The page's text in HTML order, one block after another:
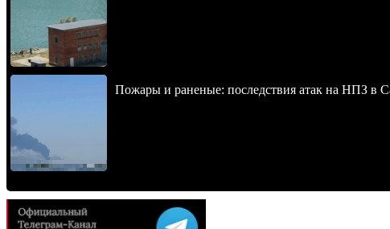
Пожары и раненые: последствия атак на НПЗ в